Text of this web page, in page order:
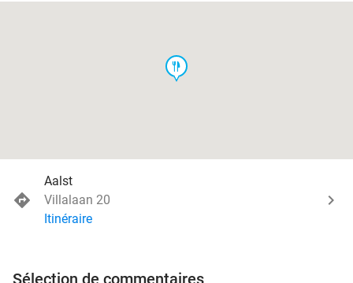
food
Aalst
Villalaan 20
Itinéraire
Sélection de commentaires